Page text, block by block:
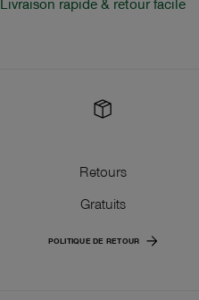
Retours
Gratuits
POLITIQUE DE RETOUR